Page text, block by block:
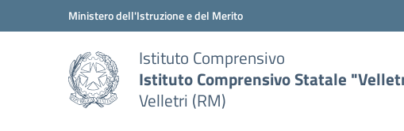
Vai ai contenuti
Vai al menu di navigazioneMinistero dell'Istruzione e del Merito
Istituto Comprensivo
Istituto Comprensivo Statale
Velletri (RM)